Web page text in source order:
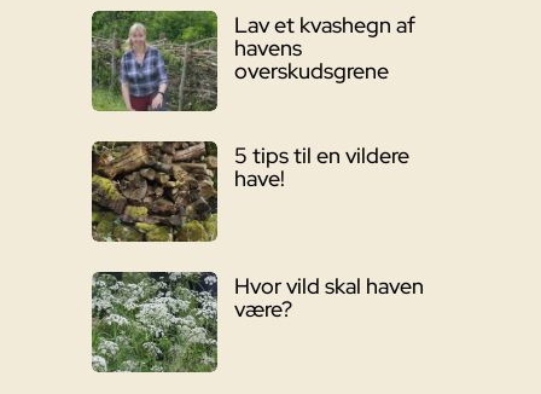
Lav et kvashegn af
havens
overskudsgrene
5 tips til en vildere
have!
Hvor vild skal haven
være?